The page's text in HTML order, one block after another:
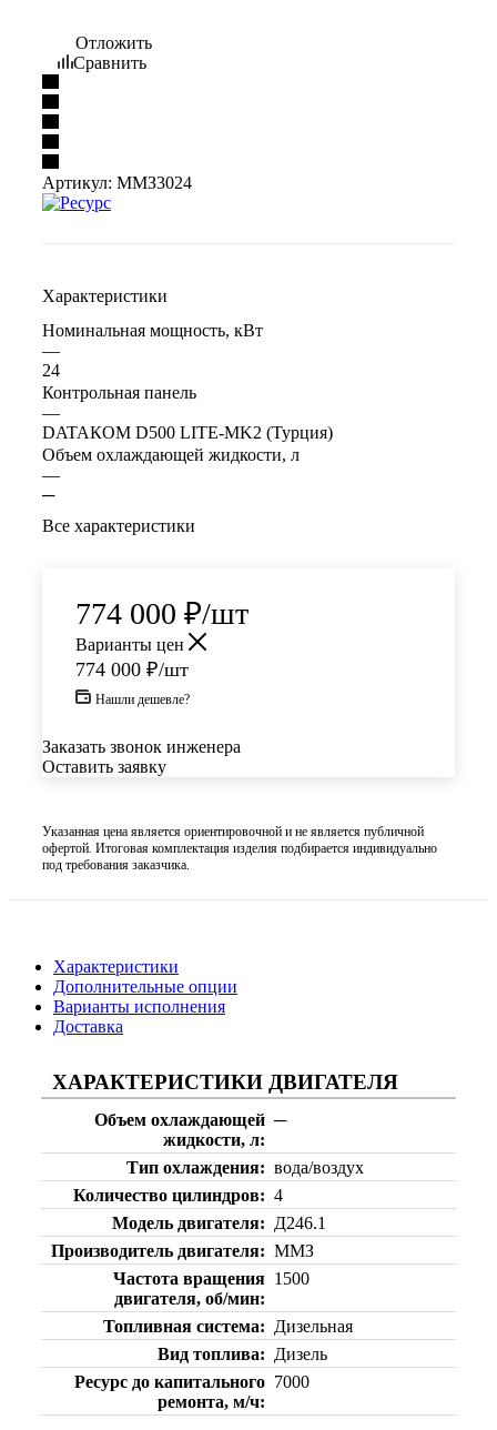
Отложить
Сравнить
Артикул: ММЗ3024
Характеристики
Номинальная мощность, кВт
—
24
Контрольная панель
—
DATAКOM D500 LITE-MK2 (Турция)
Объем охлаждающей жидкости, л
—
─
Все характеристики
774 000 ₽/шт
Варианты цен
774 000 ₽/шт
Нашли дешевле?
Заказать звонок инженера
Оставить заявку
Указанная цена является ориентировочной и не является публичной
офертой. Итоговая комплектация изделия подбирается индивидуально
под требования заказчика.
Характеристики
Дополнительные опции
Варианты исполнения
Доставка
ХАРАКТЕРИСТИКИ ДВИГАТЕЛЯ
Объем охлаждающей
жидкости, л
─
Тип охлаждения
вода/воздух
Количество цилиндров
4
Модель двигателя
Д246.1
Производитель двигателя
ММЗ
Частота вращения
двигателя, об/мин
1500
Топливная система
Дизельная
Вид топлива
Дизель
Ресурс до капитального
ремонта, м/ч
7000